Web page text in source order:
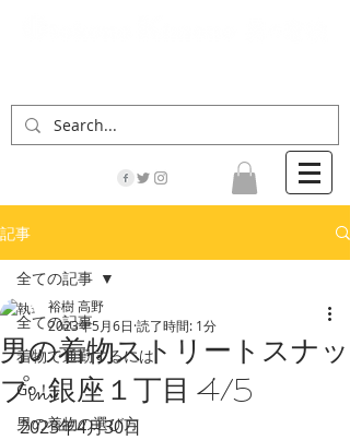
記事
全ての記事
着物で通勤するには
Go！
男の着物の選び方
全ての記事
男の着物ストリートスナッ
プin銀座１丁目 4/5
裕樹 高野
2023年5月6日 読了時間: 1分
2023年4月30日